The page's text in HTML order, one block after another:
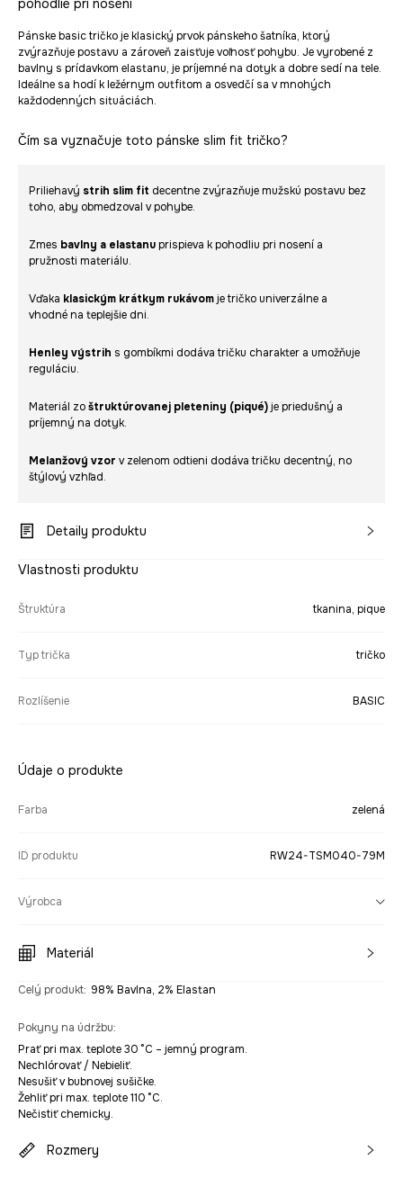
pohodlie pri nosení
Pánske basic tričko je klasický prvok pánskeho šatníka, ktorý
zvýrazňuje postavu a zároveň zaisťuje voľnosť pohybu. Je vyrobené z
bavlny s prídavkom elastanu, je príjemné na dotyk a dobre sedí na tele.
Ideálne sa hodí k ležérnym outfitom a osvedčí sa v mnohých
každodenných situáciách.
Čím sa vyznačuje toto pánske slim fit tričko?
Priliehavý strih slim fit decentne zvýrazňuje mužskú postavu bez
toho, aby obmedzoval v pohybe.
Zmes bavlny a elastanu prispieva k pohodliu pri nosení a
pružnosti materiálu.
Vďaka klasickým krátkym rukávomje tričko univerzálne a
vhodné na teplejšie dni.
Henley výstrih s gombíkmi dodáva tričku charakter a umožňuje
reguláciu.
Materiál zoštruktúrovanej pleteniny (piqué)je priedušný a
príjemný na dotyk.
Melanžový vzor v zelenom odtieni dodáva tričku decentný, no
štýlový vzhľad.
Detaily produktu
Vlastnosti produktu
Štruktúra tkanina, pique
Typ trička tričko
Rozlíšenie BASIC
Údaje o produkte
Farba zelená
ID produktu RW24-TSM040-79M
Výrobca
Materiál
Celý produkt: 98% Bavlna, 2% Elastan
Pokyny na údržbu:
Prať pri max. teplote 30 °C – jemný program.
Nechlórovať / Nebieliť.
Nesušiť v bubnovej sušičke.
Žehliť pri max. teplote 110 °C.
Nečistiť chemicky.
Rozmery